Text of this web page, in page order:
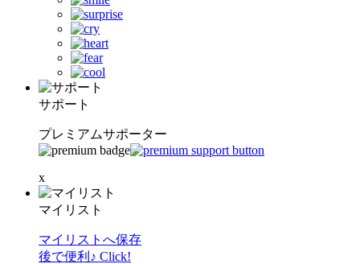
サポート
プレミアムサポーター
x
マイリスト
マイリストへ保存
後で便利♪ Click!